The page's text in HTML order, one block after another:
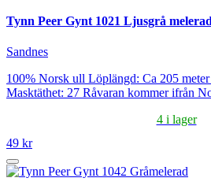
Tynn Peer Gynt 1021 Ljusgrå melerad
Sandnes
100% Norsk ull Löplängd: Ca 205
Masktäthet: 27 Råvaran kommer ifrån
4 i lager
49 kr